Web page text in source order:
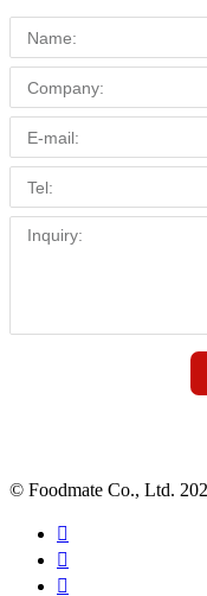
© Foodmate Co., Ltd.


